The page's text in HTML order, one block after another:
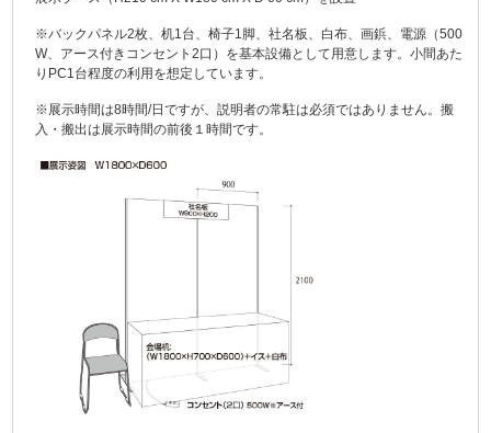
※バックパネル2枚、机1台、椅子1脚、社名板、白布、画鋲、電源（500
W、アース付きコンセント2口）を基本設備として用意します。小間あた
りPC1台程度の利用を想定しています。
※展示時間は8時間/日ですが、説明者の常駐は必須ではありません。搬
入・搬出は展示時間の前後１時間です。